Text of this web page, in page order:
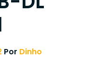
Por Dinho